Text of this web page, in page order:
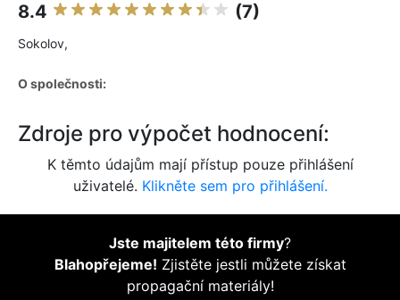
8.4 (7)
Sokolov,
O společnosti:
Zdroje pro výpočet hodnocení:
K těmto údajům mají přístup pouze přihlášení
uživatelé. Klikněte sem pro přihlášení.
Jste majitelem této firmy?
Blahopřejeme! Zjistěte jestli můžete získat
propagační materiály!